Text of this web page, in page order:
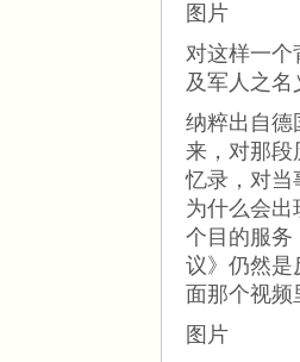
图片
对这样一个
及军人之
纳粹出自德
来，对那段
忆录，对当
为什么会
个目的服务
议》仍然是
面那个视频
图片